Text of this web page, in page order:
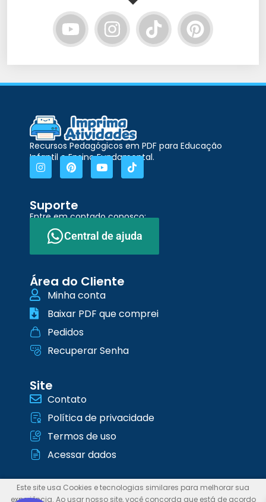
Recursos Pedagógicos em PDF para Educação
Infantil e Ensino Fundamental.
Suporte
Entre em contado conosco:
Central de ajuda
Área do Cliente
Minha conta
Baixar PDF que comprei
Pedidos
Recuperar Senha
Site
Contato
Política de privacidade
Termos de uso
Acessar dados
IMPRIMA ATIVIDADES LTDA 2026 ©
Este site usa Cookies e tecnologias similares para melhorar sua
experiência. Ao usar nosso site, você concorda que está de acordo